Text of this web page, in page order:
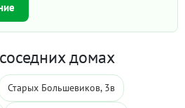
домах
Старых Большевиков, 3в